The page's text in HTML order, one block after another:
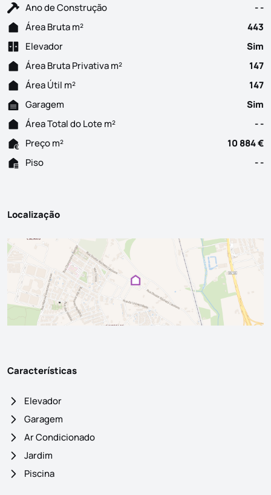
Ano de Construção
- -
Área Bruta m²
443
Elevador
Sim
Área Bruta Privativa m²
147
Área Útil m²
147
Garagem
Sim
Área Total do Lote m²
- -
Preço m²
10 884 €
Piso
- -
Localização
Características
Elevador
Garagem
Ar Condicionado
Jardim
Piscina